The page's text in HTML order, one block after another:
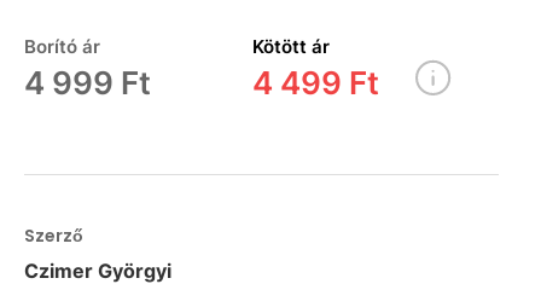
Borító ár
4 999 Ft
Kötött ár
4 499 Ft
Szerző
Czimer Györgyi